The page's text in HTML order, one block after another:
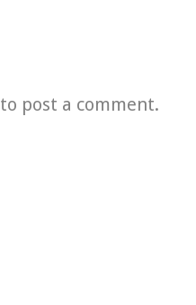
to post a comment.